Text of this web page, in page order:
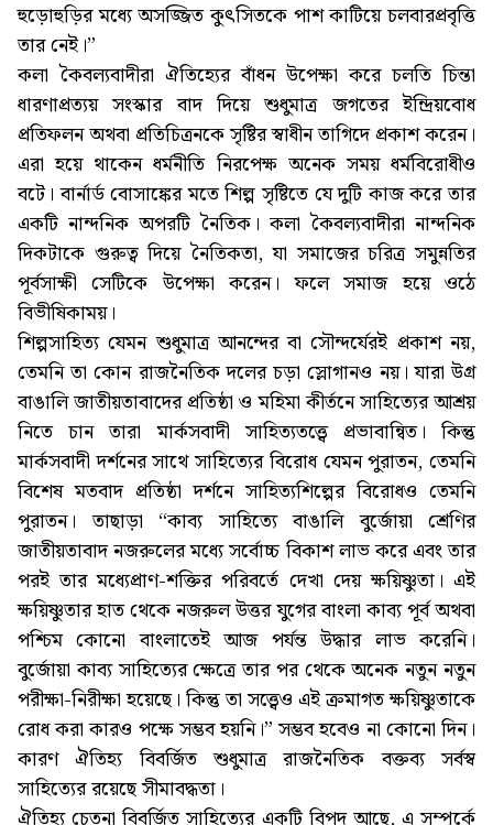
হুড়োহুড়ির মধ্যে অসজ্জিত কুৎসিতকে পাশ কাটিয়ে চলবারপ্রবৃত্তি
তার নেই।”
কলা কৈবল্যবাদীরা ঐতিহ্যের বাঁধন উপেক্ষা করে চলতি চিন্তা
ধারণাপ্রত্যয় সংস্কার বাদ দিয়ে শুধুমাত্র জগতের ইন্দ্রিয়বোধ
প্রতিফলন অথবা প্রতিচিত্রনকে সৃষ্টির স্বাধীন তাগিদে প্রকাশ করেন।
এরা হয়ে থাকেন ধর্মনীতি নিরপেক্ষ অনেক সময় ধর্মবিরোধীও
বটে। বার্নার্ড বোসাঙ্কের মতে শিল্প সৃষ্টিতে যে দুটি কাজ করে তার
একটি নান্দনিক অপরটি নৈতিক। কলা কৈবল্যবাদীরা নান্দনিক
দিকটাকে গুরুত্ব দিয়ে নৈতিকতা, যা সমাজের চরিত্র সমুন্নতির
পূর্বসাক্ষী সেটিকে উপেক্ষা করেন। ফলে সমাজ হয়ে ওঠে
বিভীষিকাময়।
শিল্পসাহিত্য যেমন শুধুমাত্র আনন্দের বা সৌন্দর্যেরই প্রকাশ নয়,
তেমনি তা কোন রাজনৈতিক দলের চড়া স্লোগানও নয়। যারা উগ্র
বাঙালি জাতীয়তাবাদের প্রতিষ্ঠা ও মহিমা কীর্তনে সাহিত্যের আশ্রয়
নিতে চান তারা মার্কসবাদী সাহিত্যতত্ত্বে প্রভাবান্বিত। কিন্তু
মার্কসবাদী দর্শনের সাথে সাহিত্যের বিরোধ যেমন পুরাতন, তেমনি
বিশেষ মতবাদ প্রতিষ্ঠা দর্শনে সাহিত্যশিল্পের বিরোধও তেমনি
পুরাতন। তাছাড়া “কাব্য সাহিত্যে বাঙালি বুর্জোয়া শ্রেণির
জাতীয়তাবাদ নজরুলের মধ্যে সর্বোচ্চ বিকাশ লাভ করে এবং তার
পরই তার মধ্যেপ্রাণ-শক্তির পরিবর্তে দেখা দেয় ক্ষয়িষ্ণুতা। এই
ক্ষয়িষ্ণুতার হাত থেকে নজরুল উত্তর যুগের বাংলা কাব্য পূর্ব অথবা
পশ্চিম কোনো বাংলাতেই আজ পর্যন্ত উদ্ধার লাভ করেনি।
বুর্জোয়া কাব্য সাহিত্যের ক্ষেত্রে তার পর থেকে অনেক নতুন নতুন
পরীক্ষা-নিরীক্ষা হয়েছে। কিন্তু তা সত্ত্বেও এই ক্রমাগত ক্ষয়িষ্ণুতাকে
রোধ করা কারও পক্ষে সম্ভব হয়নি।” সম্ভব হবেও না কোনো দিন।
কারণ ঐতিহ্য বিবর্জিত শুধুমাত্র রাজনৈতিক বক্তব্য সর্বস্ব
সাহিত্যের রয়েছে সীমাবদ্ধতা।